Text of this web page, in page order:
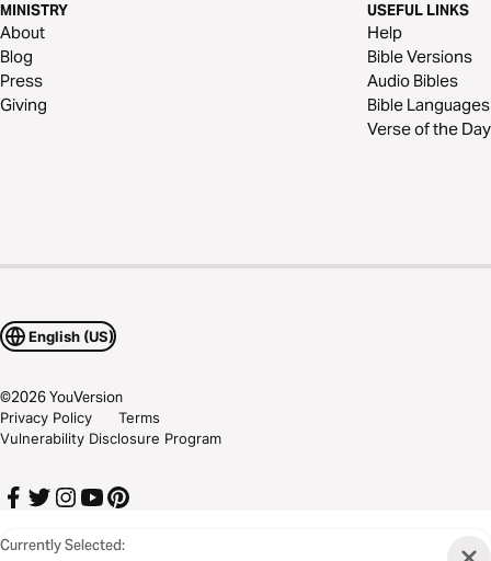
Currently Selected:
MINISTRY
About
Blog
Press
Giving
USEFUL LINKS
Help
Bible Versions
Audio Bibles
Bible Languages
Verse of the Day
English (US)
©2026YouVersion
Privacy Policy
Terms
Vulnerability Disclosure Program